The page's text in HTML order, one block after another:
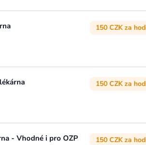
150 CZK za
150 CZK za
- Vhodné i pro OZP 150 CZK za